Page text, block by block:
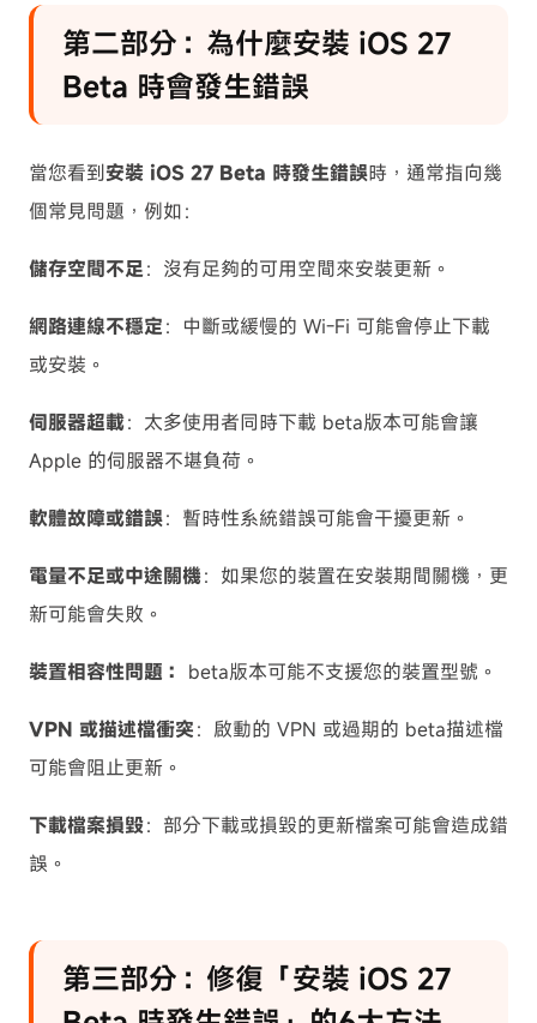
第二部分：為什麼安裝 iOS 27
Beta 時會發生錯誤
當您看到安裝 iOS 27 Beta 時發生錯誤時，通常指向幾
個常見問題，例如：
儲存空間不足：沒有足夠的可用空間來安裝更新。
網路連線不穩定：中斷或緩慢的 Wi-Fi 可能會停止下載
或安裝。
伺服器超載：太多使用者同時下載 beta版本可能會讓
Apple 的伺服器不堪負荷。
軟體故障或錯誤：暫時性系統錯誤可能會干擾更新。
電量不足或中途關機：如果您的裝置在安裝期間關機，更
新可能會失敗。
裝置相容性問題： beta版本可能不支援您的裝置型號。
VPN 或描述檔衝突：啟動的 VPN 或過期的 beta描述檔
可能會阻止更新。
下載檔案損毀：部分下載或損毀的更新檔案可能會造成錯
誤。
第三部分：修復「安裝 iOS 27